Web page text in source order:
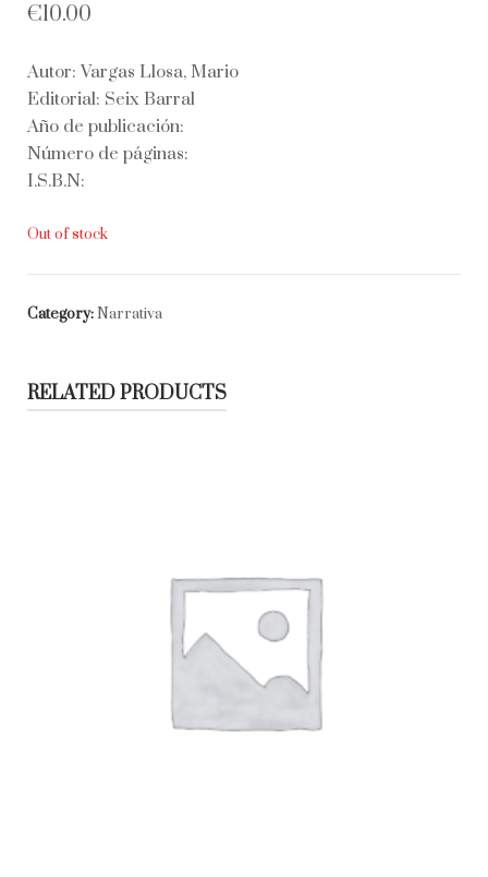
€10.00
Autor: Vargas Llosa, Mario
Editorial: Seix Barral
Año de publicación:
Número de páginas:
I.S.B.N:
Out of stock
Category:Narrativa
RELATED PRODUCTS